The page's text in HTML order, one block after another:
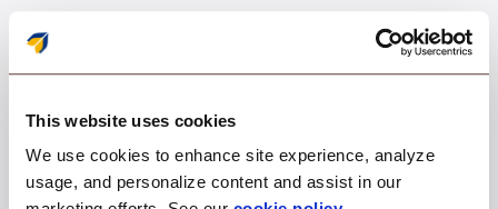
This website uses cookies
We use cookies to enhance site experience, analyze
usage, and personalize content and assist in our
Устройства сотрудников,
удаленная поддержка
профессионального уровня.
Силовой дуэт.